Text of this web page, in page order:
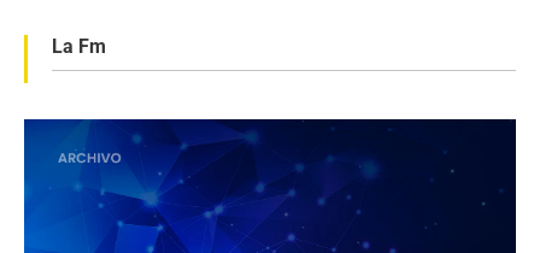
La Fm